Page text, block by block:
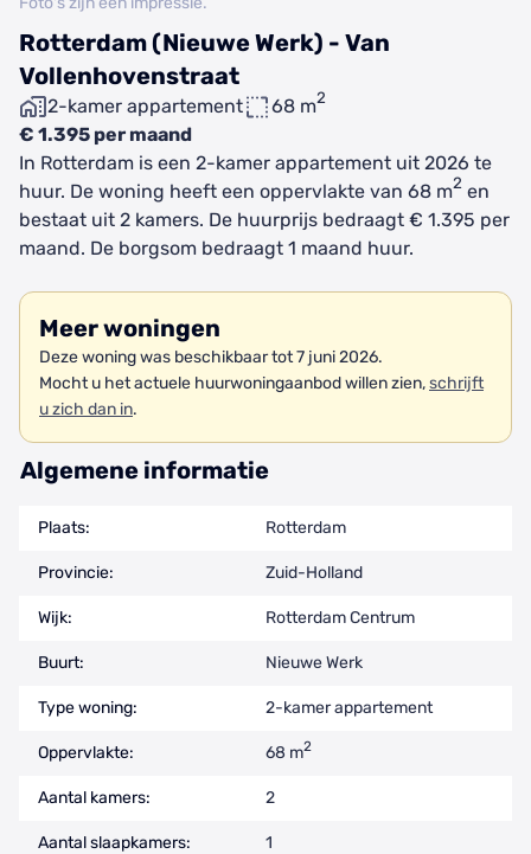
Rotterdam (Nieuwe Werk) - Van
Vollenhovenstraat
2-kamer appartement 68 m2
€ 1.395 per maand
In Rotterdam is een 2-kamer appartement uit 2026 te
huur. De woning heeft een oppervlakte van 68 m2 en
bestaat uit 2 kamers. De huurprijs bedraagt € 1.395 per
maand. De borgsom bedraagt 1 maand huur.
Meer woningen
Deze woning was beschikbaar tot 7 juni 2026.
Mocht u het actuele huurwoningaanbod willen zien,schrijft
u zich dan in.
Algemene informatie
Plaats: Rotterdam
Provincie: Zuid-Holland
Wijk: Rotterdam Centrum
Buurt: Nieuwe Werk
Type woning: 2-kamer appartement
Oppervlakte: 68 m2
Aantal kamers: 2
Aantal slaapkamers: 1